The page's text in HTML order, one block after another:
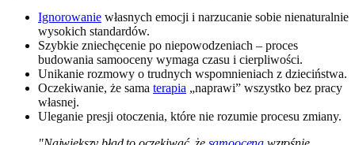
Ignorowanie własnych emocji i narzucanie sobie nienaturalnie
wysokich standardów.
Szybkie zniechęcenie po niepowodzeniach – proces
budowania samooceny wymaga czasu i cierpliwości.
Unikanie rozmowy o trudnych wspomnieniach z dzieciństwa.
Oczekiwanie, że sama terapia „naprawi” wszystko bez pracy
własnej.
Uleganie presji otoczenia, które nie rozumie procesu zmiany.